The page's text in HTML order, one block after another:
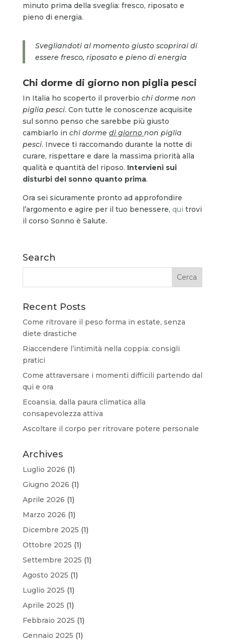
minuto prima della sveglia: fresco, riposato e
pieno di energia.
Svegliandoti al momento giusto scoprirai di
essere fresco, riposato e pieno di energia
Chi dorme di giorno non piglia pesci
In Italia ho scoperto il proverbio chi dorme non
piglia pesci. Con tutte le conoscenze acquisite
sul sonno penso che sarebbe più giusto
cambiarlo in chi dorme di giorno non piglia
pesci. Invece ti raccomando durante la notte di
curare, rispettare e dare la massima priorità alla
qualità e quantità del riposo. Intervieni sui
disturbi del sonno quanto prima.
Ora sei sicuramente pronto ad approfondire
l’argomento e agire per il tuo benessere, qui trovi
il corso Sonno è Salute.
Search
Recent Posts
Come ritrovare il peso forma in estate, senza
diete drastiche
Riaccendere l’intimità nella coppia: consigli
pratici
Come attraversare i momenti difficili partendo dal
qui e ora
Ecoansia, dalla paura climatica alla
consapevolezza attiva
Ascoltare il corpo per ritrovare potere personale
Archives
Luglio 2026 (1)
Giugno 2026 (1)
Aprile 2026 (1)
Marzo 2026 (1)
Dicembre 2025 (1)
Ottobre 2025 (1)
Settembre 2025 (1)
Agosto 2025 (1)
Luglio 2025 (1)
Aprile 2025 (1)
Febbraio 2025 (1)
Gennaio 2025 (1)